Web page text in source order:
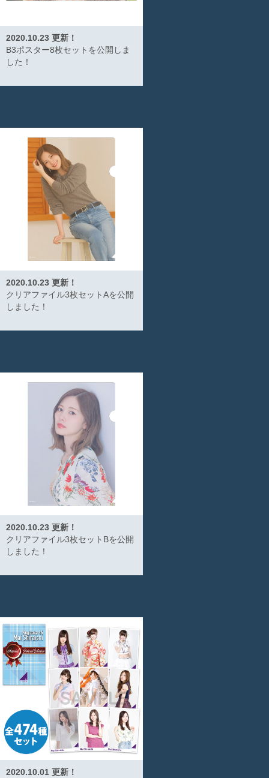
2020.10.23 更新！
B3ポスター8枚セットを公開しま
した！
2020.10.23 更新！
クリアファイル3枚セットAを公開
しました！
2020.10.23 更新！
クリアファイル3枚セットBを公開
しました！
2020.10.01 更新！